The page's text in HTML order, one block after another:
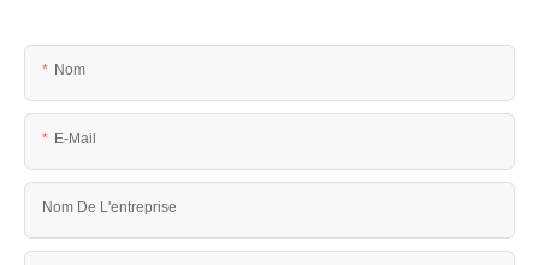
Nom
E-Mail
Nom De L'entreprise